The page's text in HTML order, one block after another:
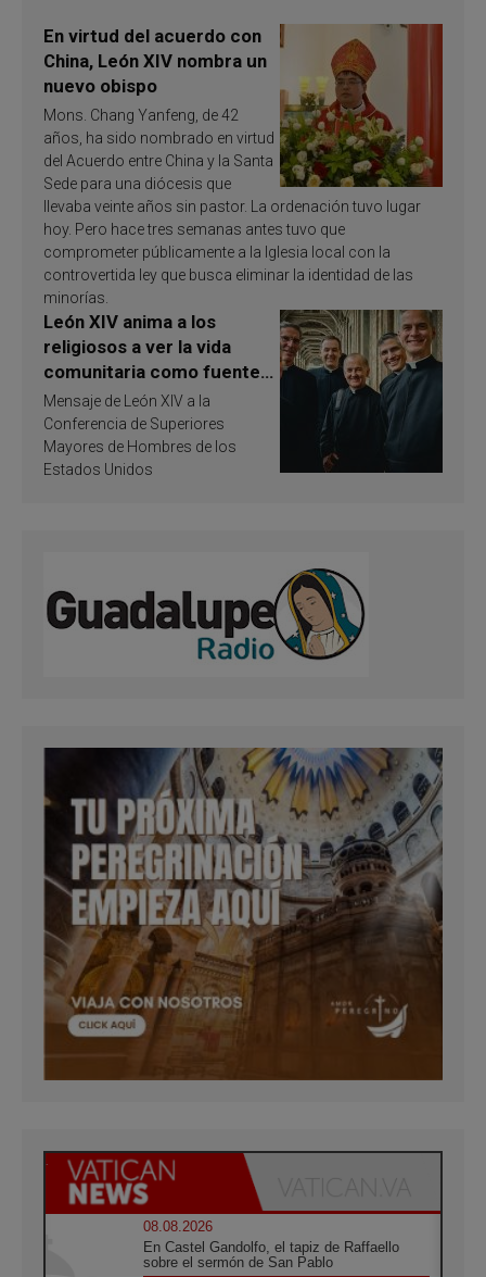
En virtud del acuerdo con
China, León XIV nombra un
nuevo obispo
Mons. Chang Yanfeng, de 42
años, ha sido nombrado en virtud
del Acuerdo entre China y la Santa
Sede para una diócesis que
llevaba veinte años sin pastor. La ordenación tuvo lugar
hoy. Pero hace tres semanas antes tuvo que
comprometer públicamente a la Iglesia local con la
controvertida ley que busca eliminar la identidad de las
minorías.
León XIV anima a los
religiosos a ver la vida
comunitaria como fuente
de inspiración y
santificación
Mensaje de León XIV a la
Conferencia de Superiores
Mayores de Hombres de los
Estados Unidos
08.08.2026
En Castel Gandolfo, el tapiz de Raffaello
sobre el sermón de San Pablo